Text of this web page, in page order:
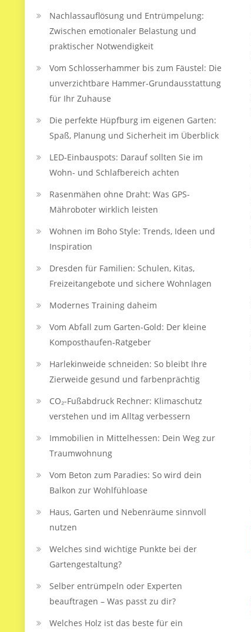
Nachlassauflösung und Entrümpelung:
Zwischen emotionaler Belastung und
praktischer Notwendigkeit
Vom Schlosserhammer bis zum Fäustel: Die
unverzichtbare Hammer-Grundausstattung
für Ihr Zuhause
Die perfekte Hüpfburg im eigenen Garten:
Spaß, Planung und Sicherheit im Überblick
LED‑Einbauspots: Darauf sollten Sie im
Wohn- und Schlafbereich achten
Rasenmähen ohne Draht: Was GPS-
Mähroboter wirklich leisten
Wohnen im Boho Style: Trends, Ideen und
Inspiration
Dresden für Familien: Schulen, Kitas,
Freizeitangebote und sichere Wohnlagen
Modernes Training daheim
Vom Abfall zum Garten-Gold: Der kleine
Komposthaufen‑Ratgeber
Harlekinweide schneiden: So bleibt Ihre
Zierweide gesund und farbenprächtig
CO₂-Fußabdruck Rechner: Klimaschutz
verstehen und im Alltag verbessern
Immobilien in Mittelhessen: Dein Weg zur
Traumwohnung
Vom Beton zum Paradies: So wird dein
Balkon zur Wohlfühloase
Haus, Garten und Nebenräume sinnvoll
nutzen
Welches sind wichtige Punkte bei der
Gartengestaltung?
Selber entrümpeln oder Experten
beauftragen – Was passt zu dir?
Welches Holz ist das beste für ein